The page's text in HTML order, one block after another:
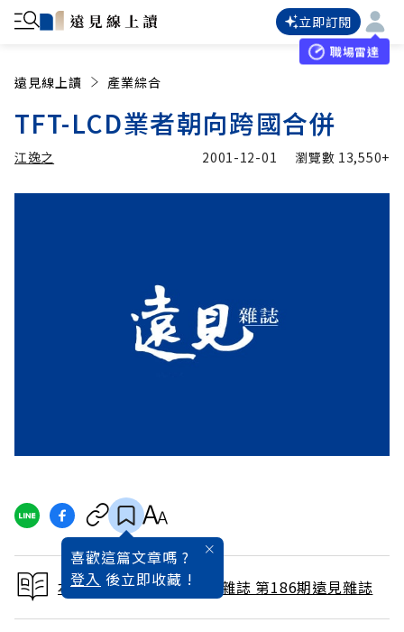
立即訂閱
職場雷達
遠見線上讀 產業綜合
TFT-LCD業者朝向跨國合併
江逸之 2001-12-01 瀏覽數 13,550+
喜歡這篇文章嗎 ?
登入 後立即收藏 !
本文出自 2001 / 12月號雜誌 第186期遠見雜誌